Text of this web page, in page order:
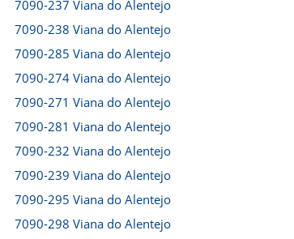
7090-237 Viana do Alentejo
7090-238 Viana do Alentejo
7090-285 Viana do Alentejo
7090-274 Viana do Alentejo
7090-271 Viana do Alentejo
7090-281 Viana do Alentejo
7090-232 Viana do Alentejo
7090-239 Viana do Alentejo
7090-295 Viana do Alentejo
7090-298 Viana do Alentejo